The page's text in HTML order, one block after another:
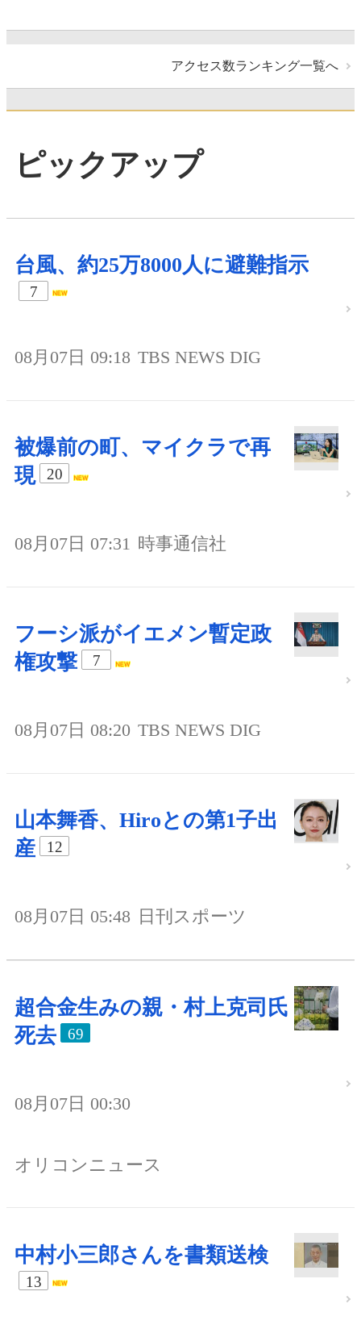
アクセス数ランキング一覧へ
ピックアップ
台風、約25万8000人に避難指示
7
08月07日 09:18 TBS NEWS DIG
被爆前の町、マイクラで再
現
20
08月07日 07:31 時事通信社
フーシ派がイエメン暫定政
権攻撃
7
08月07日 08:20 TBS NEWS DIG
山本舞香、Hiroとの第1子出
産
12
08月07日 05:48 日刊スポーツ
超合金生みの親・村上克司氏
死去
69
08月07日 00:30
オリコンニュース
中村小三郎さんを書類送検
13